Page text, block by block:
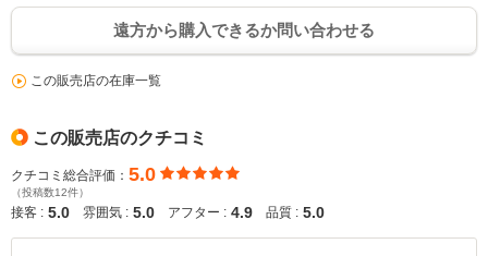
遠方から購入できるか問い合わせる
この販売店の在庫一覧
この販売店のクチコミ
クチコミ総合評価： 5.0
（投稿数12件）
接客 : 5.0 雰囲気 : 5.0 アフター : 4.9 品質 : 5.0